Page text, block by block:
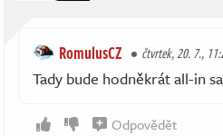
RomulusCZ čtvrtek, 20. 7.,
Tady bude hodněkrát all-in
Odpovědět